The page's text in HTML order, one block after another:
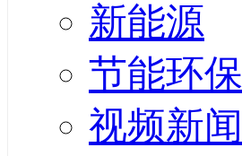
新能源
节能环保
视频新闻